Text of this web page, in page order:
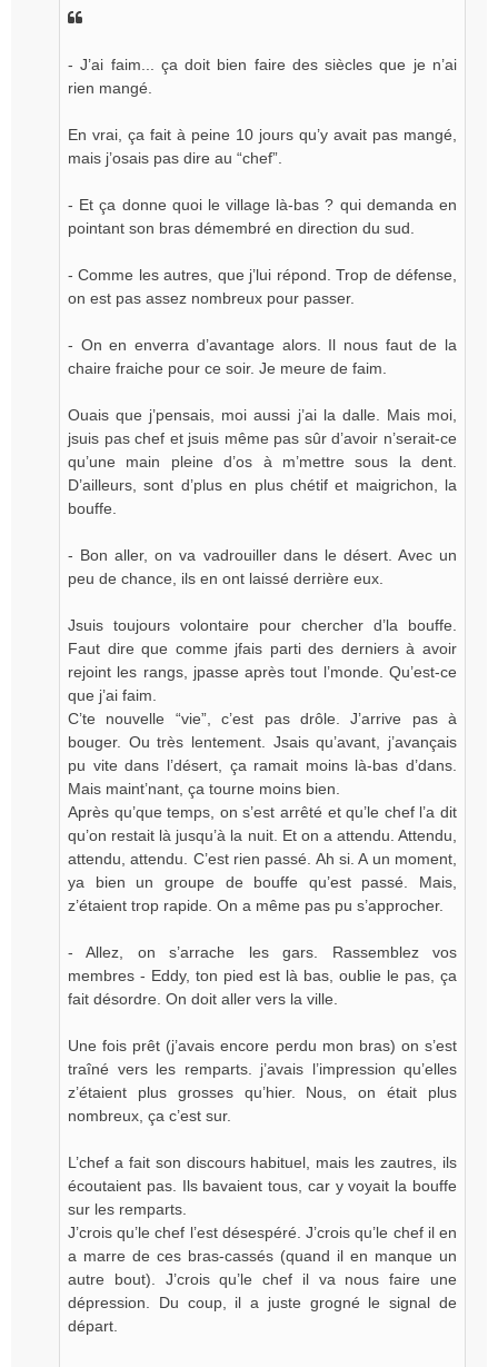
- J’ai faim... ça doit bien faire des siècles que je n’ai
rien mangé.
En vrai, ça fait à peine 10 jours qu’y avait pas mangé,
mais j’osais pas dire au “chef”.
- Et ça donne quoi le village là-bas ? qui demanda en
pointant son bras démembré en direction du sud.
- Comme les autres, que j’lui répond. Trop de défense,
on est pas assez nombreux pour passer.
- On en enverra d’avantage alors. Il nous faut de la
chaire fraiche pour ce soir. Je meure de faim.
Ouais que j’pensais, moi aussi j’ai la dalle. Mais moi,
jsuis pas chef et jsuis même pas sûr d’avoir n’serait-ce
qu’une main pleine d’os à m’mettre sous la dent.
D’ailleurs, sont d’plus en plus chétif et maigrichon, la
bouffe.
- Bon aller, on va vadrouiller dans le désert. Avec un
peu de chance, ils en ont laissé derrière eux.
Jsuis toujours volontaire pour chercher d’la bouffe.
Faut dire que comme jfais parti des derniers à avoir
rejoint les rangs, jpasse après tout l’monde. Qu’est-ce
que j’ai faim.
C’te nouvelle “vie”, c’est pas drôle. J’arrive pas à
bouger. Ou très lentement. Jsais qu’avant, j’avançais
pu vite dans l’désert, ça ramait moins là-bas d’dans.
Mais maint’nant, ça tourne moins bien.
Après qu’que temps, on s’est arrêté et qu’le chef l’a dit
qu’on restait là jusqu’à la nuit. Et on a attendu. Attendu,
attendu, attendu. C’est rien passé. Ah si. A un moment,
ya bien un groupe de bouffe qu’est passé. Mais,
z’étaient trop rapide. On a même pas pu s’approcher.
- Allez, on s’arrache les gars. Rassemblez vos
membres - Eddy, ton pied est là bas, oublie le pas, ça
fait désordre. On doit aller vers la ville.
Une fois prêt (j’avais encore perdu mon bras) on s’est
traîné vers les remparts. j’avais l’impression qu’elles
z’étaient plus grosses qu’hier. Nous, on était plus
nombreux, ça c’est sur.
L’chef a fait son discours habituel, mais les zautres, ils
écoutaient pas. Ils bavaient tous, car y voyait la bouffe
sur les remparts.
J’crois qu’le chef l’est désespéré. J’crois qu’le chef il en
a marre de ces bras-cassés (quand il en manque un
autre bout). J’crois qu’le chef il va nous faire une
dépression. Du coup, il a juste grogné le signal de
départ.